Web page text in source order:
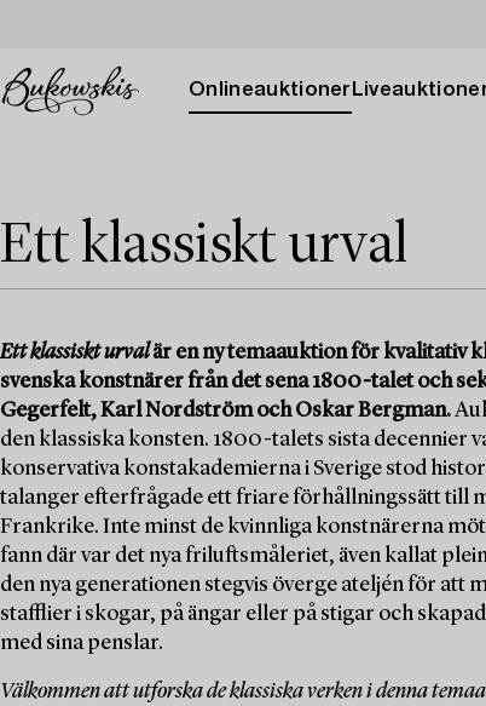
Onlineauktioner
Ett klassiskt urval
Ett klassiskt urvalär en ny temaauktion för kvalitativ
svenska konstnärer från det sena 1800-talet och
Gegerfelt, Karl Nordström och Oskar Bergman.
den klassiska konsten. 1800-talets sista decennier
konservativa konstakademierna i Sverige stod
talanger efterfrågade ett friare förhållningssätt till
Frankrike. Inte minst de kvinnliga konstnärerna
fann där var det nya friluftsmåleriet, även kallat
den nya generationen stegvis överge ateljén för att
stafflier i skogar, på ängar eller på stigar och
med sina penslar.
Välkommen att utforska de klassiska verken i denna